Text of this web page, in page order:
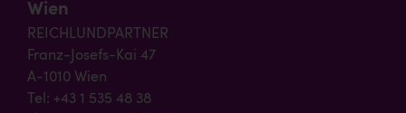
Wien
REICHLUNDPARTNER
Franz-Josefs-Kai 47
A-1010 Wien
Tel: +43 1 535 48 38